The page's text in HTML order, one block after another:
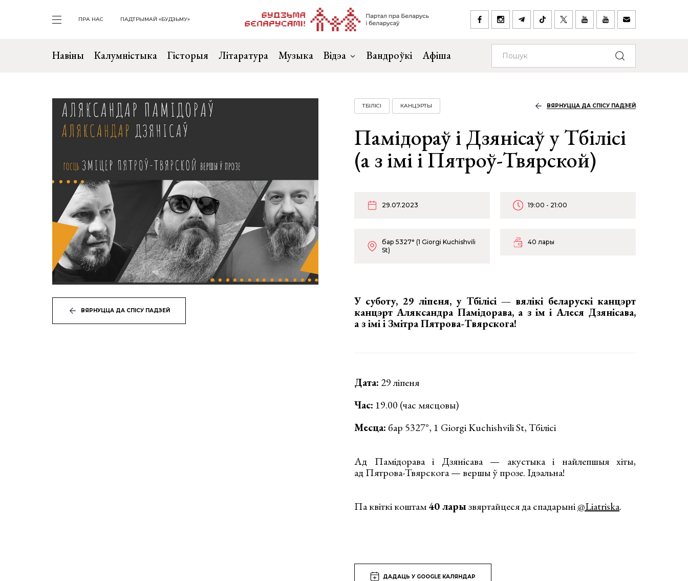
ПРА НАС ПАДТРЫМАЙ «БУДЗЬМУ»
Навіны Калумністыка Гісторыя Літаратура Музыка Відэа Вандроўкі Афіша
ВЯРНУЦЦА ДА СПІСУ ПАДЗЕЙ
ТБІЛІСІ КАНЦЭРТЫ ВЯРНУЦЦА ДА СПІСУ ПАДЗЕЙ
Памідораў і Дзянісаў у Тбілісі
(а з імі і Пятроў-Твярской)
29.07.2023 19:00 - 21:00
бар 5327° (1 Giorgi Kuchishvili
St)
40 лары
У суботу, 29 ліпеня, у Тбілісі — вялікі беларускі канцэрт
канцэрт Аляксандра Памідорава, а з ім і Алеся Дзянісава,
а з імі і Змітра Пятрова-Твярскога!
Дата: 29 ліпеня
Час: 19.00 (час мясцовы)
Месца: бар 5327°, 1 Giorgi Kuchishvili St, Тбілісі
Ад Памідорава і Дзянісава — акустыка і найлепшыя хіты,
ад Пятрова-Твярскога — вершы ў прозе. Ідэальна!
Па квіткі коштам40 ларызвяртайцеся да спадарыні@Liatriska.
ДАДАЦЬ У GOOGLE КАЛЯНДАР